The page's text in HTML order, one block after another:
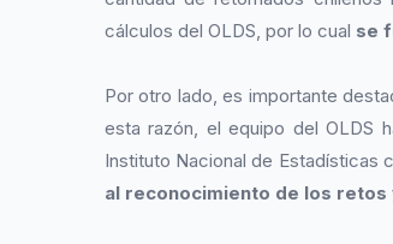
cálculos del OLDS, por lo cual se
Por otro lado, es importante
esta razón, el equipo del OLDS
Instituto Nacional de Estadísticas
al reconocimiento de los